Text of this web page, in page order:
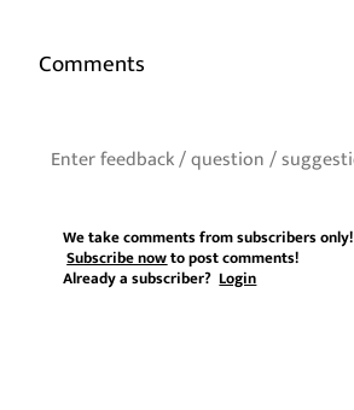
Comments
We take comments from subscribers only!
Subscribe nowto post comments!
Already a subscriber?Login